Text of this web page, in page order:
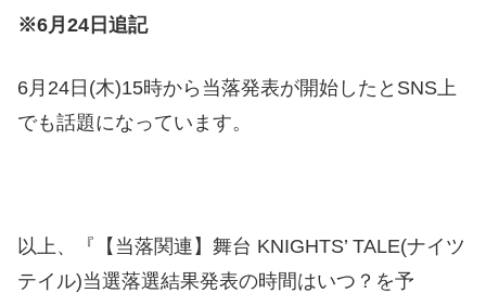
※6月24日追記
6月24日(木)15時から当落発表が開始したとSNS上
でも話題になっています。
以上、『【当落関連】舞台 KNIGHTS’ TALE(ナイツ
テイル)当選落選結果発表の時間はいつ？を予